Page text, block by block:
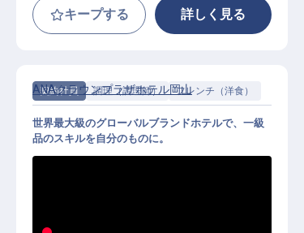
キープする 詳しく見る
契約社員 調理（調理師） フレンチ（洋食）
ANAクラウンプラザホテル岡山
世界最大級のグローバルブランドホテルで、一級
品のスキルを自分のものに。